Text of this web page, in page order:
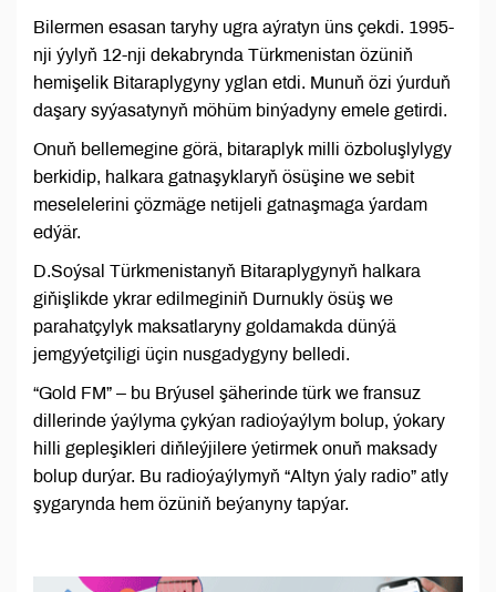
Bilermen esasan taryhy ugra aýratyn üns çekdi. 1995-
nji ýylyň 12-nji dekabrynda Türkmenistan özüniň
hemişelik Bitaraplygyny yglan etdi. Munuň özi ýurduň
daşary syýasatynyň möhüm binýadyny emele getirdi.
Onuň bellemegine görä, bitaraplyk milli özboluşlylygy
berkidip, halkara gatnaşyklaryň ösüşine we sebit
meselelerini çözmäge netijeli gatnaşmaga ýardam
edýär.
D.Soýsal Türkmenistanyň Bitaraplygynyň halkara
giňişlikde ykrar edilmeginiň Durnukly ösüş we
parahatçylyk maksatlaryny goldamakda dünýä
jemgyýetçiligi üçin nusgadygyny belledi.
“Gold FM” – bu Brýusel şäherinde türk we fransuz
dillerinde ýaýlyma çykýan radioýaýlym bolup, ýokary
hilli gepleşikleri diňleýjilere ýetirmek onuň maksady
bolup durýar. Bu radioýaýlymyň “Altyn ýaly radio” atly
şygarynda hem özüniň beýanyny tapýar.